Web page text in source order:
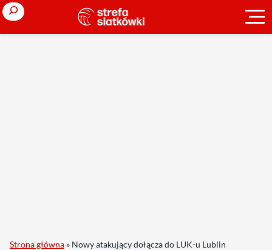
Search
Strona główna » Nowy atakujący dołącza do LUK-u Lublin